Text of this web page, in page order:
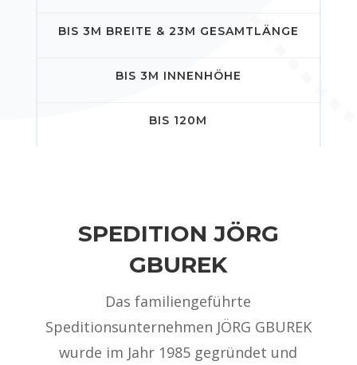
BIS 3M BREITE & 23M GESAMTLÄNGE
BIS 3M INNENHÖHE
BIS 120M
SPEDITION JÖRG
GBUREK
Das familiengeführte
Speditionsunternehmen JÖRG GBUREK
wurde im Jahr 1985 gegründet und